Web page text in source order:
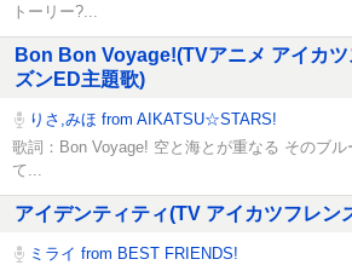
トーリー?...
Bon Bon Voyage!(TVアニメ アイカ
ズンED主題歌)
りさ,みほ from AIKATSU☆STARS!
歌詞：Bon Voyage! 空と海とが重なる そのブ
て...
アイデンティティ(TV アイカツフレン
ミライ from BEST FRIENDS!